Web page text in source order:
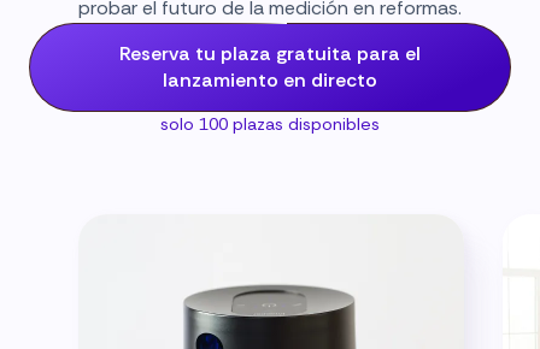
probar el futuro de la medición en reformas.
Reserva tu plaza gratuita para el
lanzamiento en directo
solo 100 plazas disponibles